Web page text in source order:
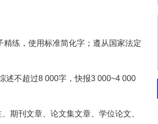
精练，使用标准简化字；遵从国家法定
述不超过8 000字，快报3 000~4 000
期刊文章、论文集文章、学位论文、